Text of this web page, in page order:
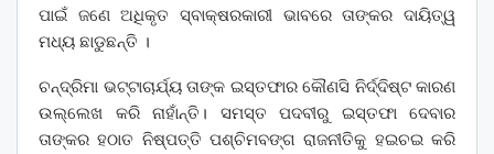
ପାଇଁ ଜଣେ ଅଧିକୃତ ସ୍ବାକ୍ଷରକାରୀ ଭାବରେ ତାଙ୍କର ଦାୟିତ୍ୱ
ମଧ୍ୟ ଛାଡୁଛନ୍ତି ।
ଚନ୍ଦ୍ରିମା ଭଟ୍ଟାଚାର୍ଯ୍ୟ ତାଙ୍କ ଇସ୍ତଫାର କୌଣସି ନିର୍ଦ୍ଦିଷ୍ଟ କାରଣ
ଉଲ୍ଲେଖ କରି ନାହାଁନ୍ତି। ସମସ୍ତ ପଦବୀରୁ ଇସ୍ତଫା ଦେବାର
ତାଙ୍କର ହଠାତ ନିଷ୍ପତ୍ତି ପଶ୍ଚିମବଙ୍ଗ ରାଜନୀତିକୁ ହଇଚଇ କରି